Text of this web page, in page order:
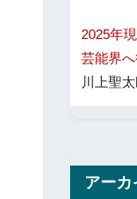
2025年
芸能界
川上聖
アーカ